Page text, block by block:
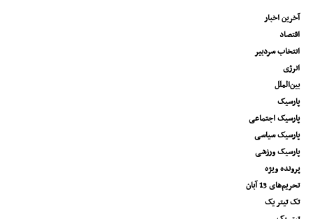
آخرین اخبار
اقتصاد
انتخاب سردبیر
انرژی
بین‌الملل
پارسیک
پارسیک اجتماعی
پارسیک سیاسی
پارسیک ورزشی
پرونده ویژه
تحریم‌های 13 آبان
تک تیتر یک